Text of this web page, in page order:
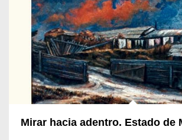
Mirar hacia adentro. Estado de